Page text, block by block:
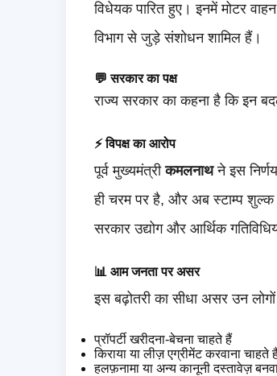
विधेयक पारित हुए। इनमें मोटर
विभाग से जुड़े संशोधन शामिल हैं।
💬 सरकार का पक्ष
राज्य सरकार का कहना है कि इन
⚡ विपक्ष का आरोप
पूर्व मुख्यमंत्रीकमलनाथने इस
ही चरम पर है, और अब स्टाम्प शुल्क
सरकार उद्योग और आर्थिक
📊 आम जनता पर असर
इस बढ़ोतरी का सीधा असर उन
प्रॉपर्टी खरीदना-बेचना चाहते हैं
किराया या लीज़ एग्रीमेंट करवाना चाहते
हलफ़नामा या अन्य कानूनी दस्तावेज़